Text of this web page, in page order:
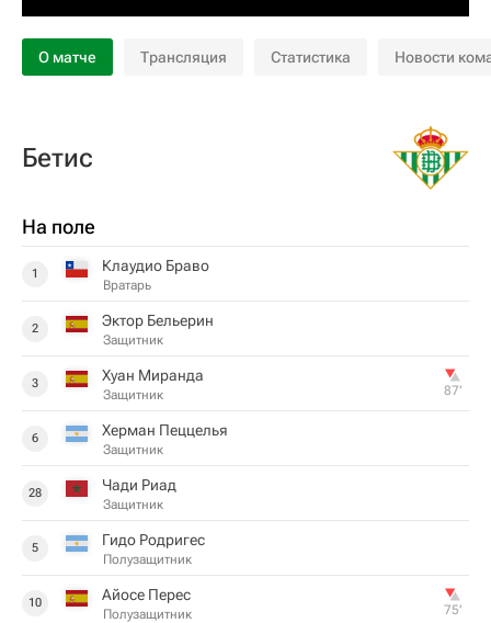
О матче Трансляция Статистика Новости
Бетис
На поле
1 Клаудио Браво
Вратарь
2 Эктор Бельерин
Защитник
3 Хуан Миранда
Защитник 87‎’‎
6 Херман Пеццелья
Защитник
28 Чади Риад
Защитник
5 Гидо Родригес
Полузащитник
10 Айосе Перес
Полузащитник 75‎’‎